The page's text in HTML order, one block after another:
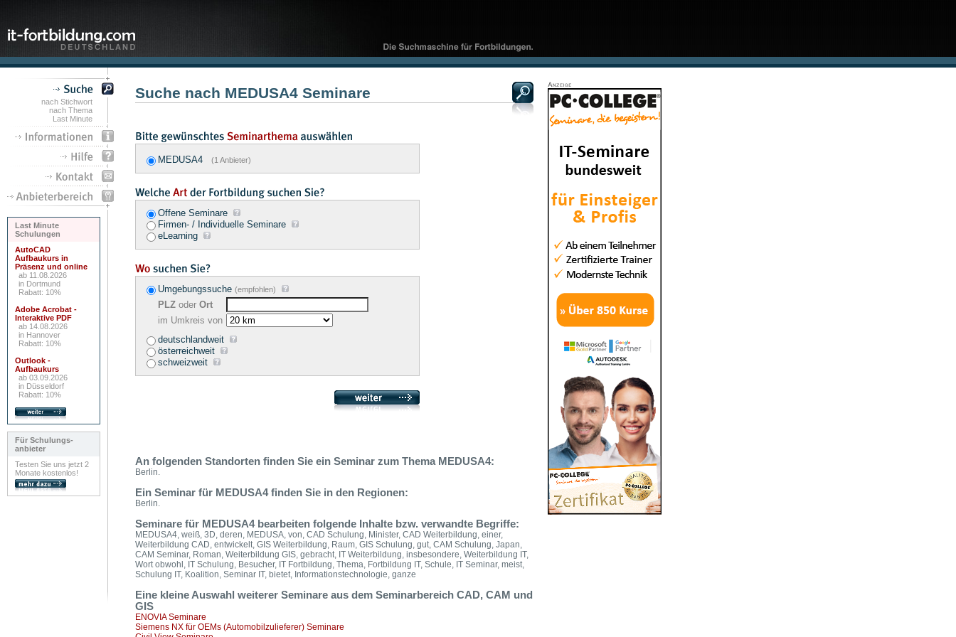
nach Stichwort
nach Thema
Last Minute
Last Minute
Schulungen
AutoCAD
Aufbaukurs in
Präsenz und online
ab 11.08.2026
in Dortmund
Rabatt: 10%
Adobe Acrobat -
Interaktive PDF
ab 14.08.2026
in Hannover
Rabatt: 10%
Outlook -
Aufbaukurs
ab 03.09.2026
in Düsseldorf
Rabatt: 10%
Für Schulungs-
anbieter
Testen Sie uns jetzt 2
Monate kostenlos!
Suche nach MEDUSA4 Seminare
MEDUSA4 (1 Anbieter)
Offene Seminare
Firmen- / Individuelle Seminare
eLearning
Umgebungssuche (empfohlen)
PLZ oder Ort
im Umkreis von
deutschlandweit
österreichweit
schweizweit
An folgenden Standorten finden Sie ein Seminar zum Thema MEDUSA4:
Berlin.
Ein Seminar für MEDUSA4 finden Sie in den Regionen:
Berlin.
Seminare für MEDUSA4 bearbeiten folgende Inhalte bzw. verwandte Begriffe:
MEDUSA4, weiß, 3D, deren, MEDUSA, von, CAD Schulung, Minister, CAD Weiterbildung, einer,
Weiterbildung CAD, entwickelt, GIS Weiterbildung, Raum, GIS Schulung, gut, CAM Schulung, Japan,
CAM Seminar, Roman, Weiterbildung GIS, gebracht, IT Weiterbildung, insbesondere, Weiterbildung IT,
Wort obwohl, IT Schulung, Besucher, IT Fortbildung, Thema, Fortbildung IT, Schule, IT Seminar, meist,
Schulung IT, Koalition, Seminar IT, bietet, Informationstechnologie, ganze
Eine kleine Auswahl weiterer Seminare aus dem Seminarbereich CAD, CAM und
GIS
ENOVIA Seminare
Siemens NX für OEMs (Automobilzulieferer) Seminare